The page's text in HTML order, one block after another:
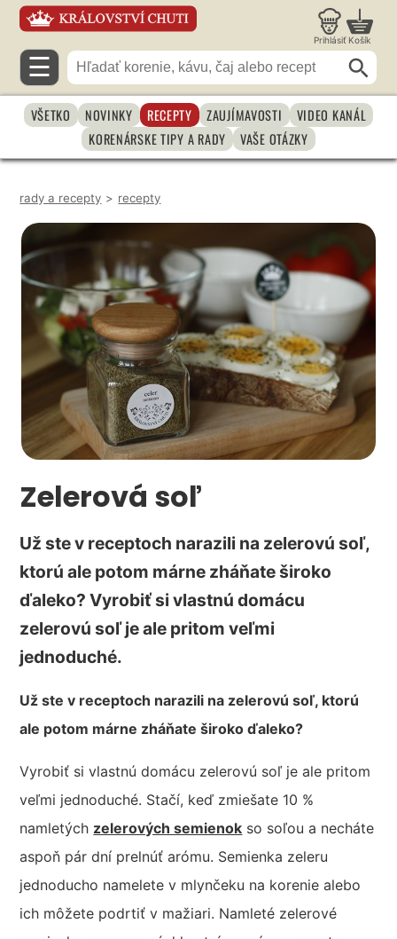
Prihlásiť Košík
☰
VŠETKO NOVINKY RECEPTY ZAUJÍMAVOSTI
VIDEO KANÁL
KORENÁRSKE TIPY A RADY
VAŠE OTÁZKY
rady a recepty > recepty
Zelerová soľ
Už ste v receptoch narazili na zelerovú soľ,
ktorú ale potom márne zháňate široko
ďaleko? Vyrobiť si vlastnú domácu
zelerovú soľ je ale pritom veľmi
jednoduché.
Už ste v receptoch narazili na zelerovú soľ, ktorú
ale potom márne zháňate široko ďaleko?
Vyrobiť si vlastnú domácu zelerovú soľ je ale pritom
veľmi jednoduché. Stačí, keď zmiešate 10 %
namletých zelerových semienok so soľou a necháte
aspoň pár dní prelnúť arómu. Semienka zeleru
jednoducho namelete v mlynčeku na korenie alebo
ich môžete podrtiť v mažiari. Namleté zelerové